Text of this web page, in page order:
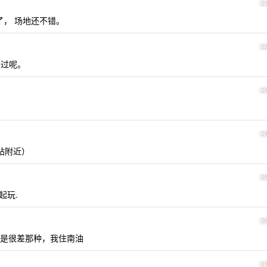
21
场地还不错。
22
呢。
23
24
近）
25
玩.
26
很差那种，我住南油
27